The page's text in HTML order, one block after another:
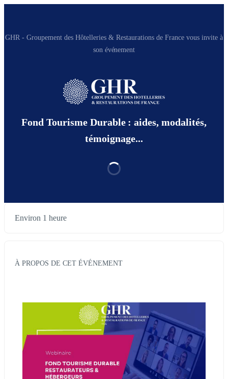
GHR - Groupement des Hôtelleries & Restaurations de France vous invite à
son événement
Fond Tourisme Durable : aides, modalités,
témoignage...
Environ 1 heure
À PROPOS DE CET ÉVÉNEMENT